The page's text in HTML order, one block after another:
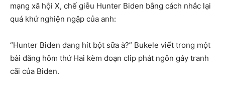
mạng xã hội X, chế giễu Hunter Biden bằng cách nhắc lại
quá khứ nghiện ngập của anh:
“Hunter Biden đang hít bột sữa à?” Bukele viết trong một
bài đăng hôm thứ Hai kèm đoạn clip phát ngôn gây tranh
cãi của Biden.